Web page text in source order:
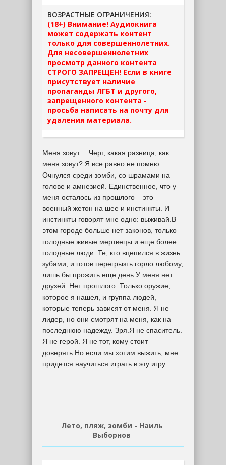
ВОЗРАСТНЫЕ ОГРАНИЧЕНИЯ:
(18+) Внимание! Аудиокнига
может содержать контент
только для совершеннолетних.
Для несовершеннолетних
просмотр данного контента
СТРОГО ЗАПРЕЩЕН! Если в книге
присутствует наличие
пропаганды ЛГБТ и другого,
запрещенного контента -
просьба написать на почту для
удаления материала.
Меня зовут… Черт, какая разница, как
меня зовут? Я все равно не помню.
Очнулся среди зомби, со шрамами на
голове и амнезией. Единственное, что у
меня осталось из прошлого – это
военный жетон на шее и инстинкты. И
инстинкты говорят мне одно: выживай.В
этом городе больше нет законов, только
голодные живые мертвецы и еще более
голодные люди. Те, кто вцепился в жизнь
зубами, и готов перегрызть горло любому,
лишь бы прожить еще день.У меня нет
друзей. Нет прошлого. Только оружие,
которое я нашел, и группа людей,
которые теперь зависят от меня. Я не
лидер, но они смотрят на меня, как на
последнюю надежду. Зря.Я не спаситель.
Я не герой. Я не тот, кому стоит
доверять.Но если мы хотим выжить, мне
придется научиться играть в эту игру.
Лето, пляж, зомби - Наиль
Выборнов